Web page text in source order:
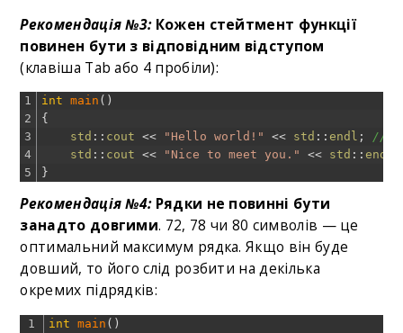
Рекомендація №3:Кожен стейтмент функції
повинен бути з відповідним відступом
(клавіша Tab або 4 пробіли):
1
2
3
4
5
int main ( )
{
std :: cout << "Hello world!" << std ::endl ;
//
std :: cout << "Nice to meet you." << std ::endl
}
Рекомендація №4:Рядки не повинні бути
занадто довгими. 72, 78 чи 80 символів — це
оптимальний максимум рядка. Якщо він буде
довший, то його слід розбити на декілька
окремих підрядків:
1
int main ( )